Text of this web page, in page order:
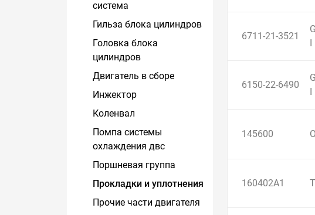
система
Гильза блока цилиндров
Головка блока
цилиндров
Двигатель в сборе
Инжектор
Коленвал
Помпа системы
охлаждения двс
Поршневая группа
Прокладки и уплотнения
Прочие части двигателя
6711-21-3521
I
6150-22-6490
I
145600
160402A1